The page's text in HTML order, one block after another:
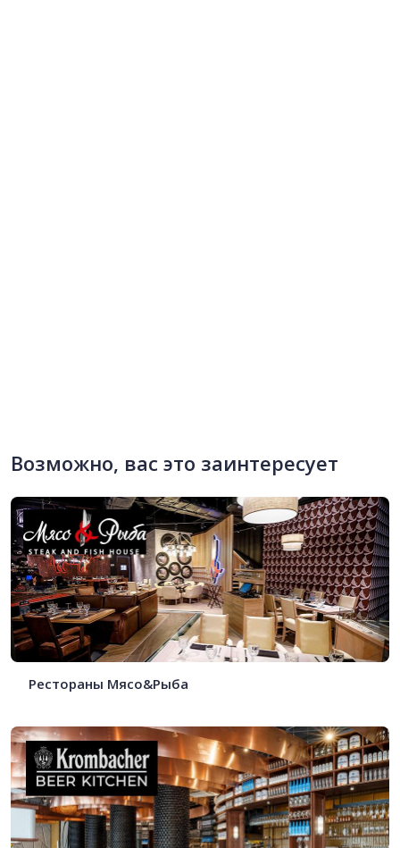
Возможно, вас это заинтересует
Рестораны Мясо&Рыба